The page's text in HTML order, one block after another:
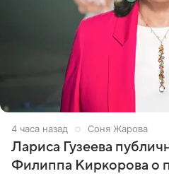
4 часа назад Соня Жарова
Лариса Гузеева
Филиппа Киркорова о